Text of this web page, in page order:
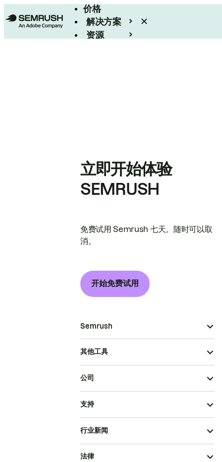
价格
解决方案
资源
立即开始体验
SEMRUSH
免费试用 Semrush 七天。随时可以取
消。
开始免费试用
Semrush
其他工具
公司
支持
行业新闻
法律